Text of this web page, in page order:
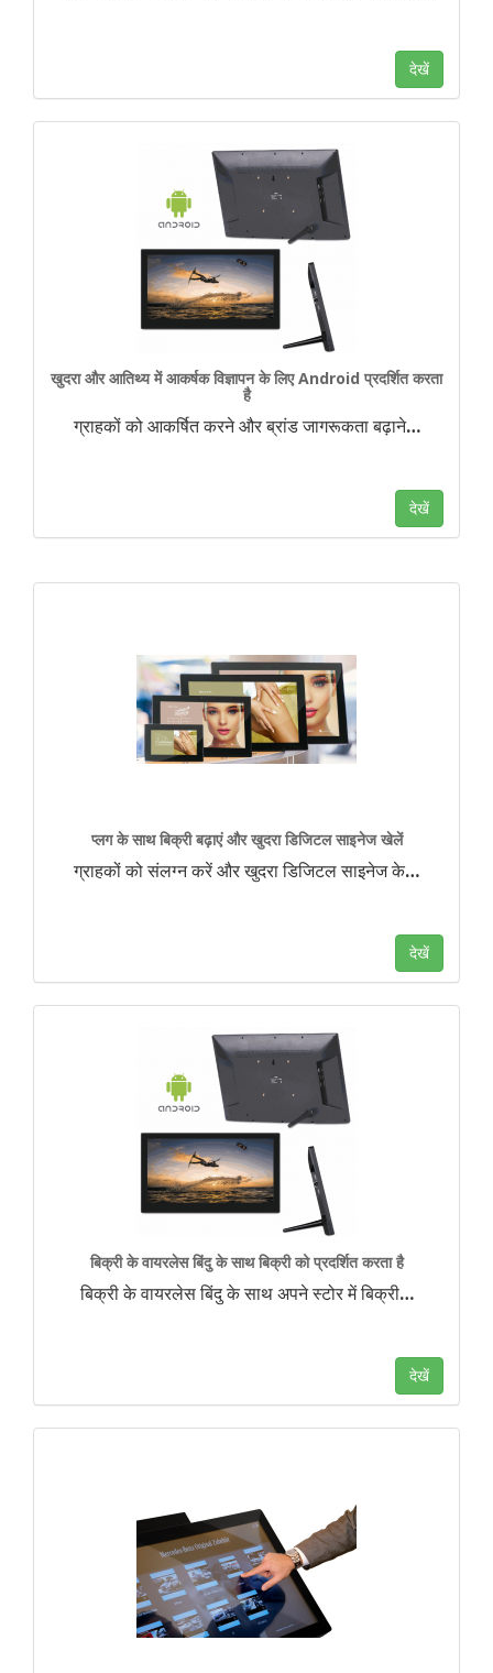
देखें
खुदरा और आतिथ्य में आकर्षक विज्ञापन के लिए Android प्रदर्शित करता
है
ग्राहकों को आकर्षित करने और ब्रांड जागरूकता बढ़ाने…
देखें
प्लग के साथ बिक्री बढ़ाएं और खुदरा डिजिटल साइनेज खेलें
ग्राहकों को संलग्न करें और खुदरा डिजिटल साइनेज के…
देखें
बिक्री के वायरलेस बिंदु के साथ बिक्री को प्रदर्शित करता है
बिक्री के वायरलेस बिंदु के साथ अपने स्टोर में बिक्री…
देखें